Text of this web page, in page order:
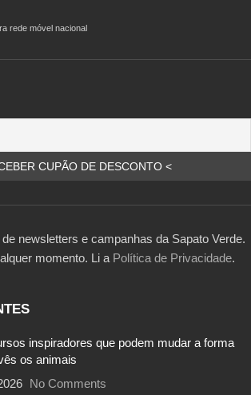
rede móvel nacional
newsletters e campanhas da Sapato Verde.
momento. Li a Política de Privacidade.
inspiradores que podem mudar a forma
os animais
No Comments